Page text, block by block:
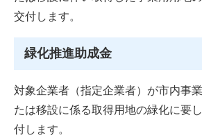
交付します。
緑化推進助成金
対象企業者（指定企業者）が市内事
たは移設に係る取得用地の緑化に要
付します。